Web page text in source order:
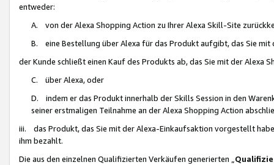
entweder:
A. von der Alexa Shopping Action zu Ihrer Alexa Skill-Site
B. eine Bestellung über Alexa für das Produkt aufgibt, das Sie mit
der Kunde schließt einen Kauf des Produkts ab, das Sie mit der Alexa
C. über Alexa, oder
D. indem er das Produkt innerhalb der Skills Session in den
seiner erstmaligen Teilnahme an der Alexa Shopping Action
iii. das Produkt, das Sie mit der Alexa-Einkaufsaktion vorgestellt
ihm bezahlt.
Die aus den einzelnen Qualifizierten Verkäufen generierten „